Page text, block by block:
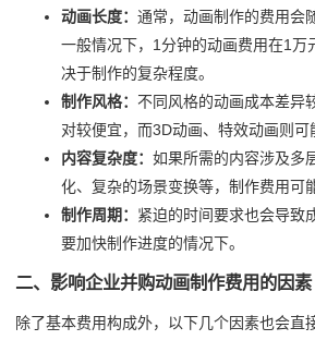
动画长度： 通常，动画制作的费用会
一般情况下，1分钟的动画费用在1万
决于制作的复杂程度。
制作风格： 不同风格的动画成本差异
对较便宜，而3D动画、特效动画则可
内容复杂度： 如果所需的内容涉及多
化、复杂的场景变换等，制作费用可
制作周期： 紧迫的时间要求也会导致
要加快制作进度的情况下。
二、影响企业并购动画制作费用的因素
除了基本费用构成外，以下几个因素也会直